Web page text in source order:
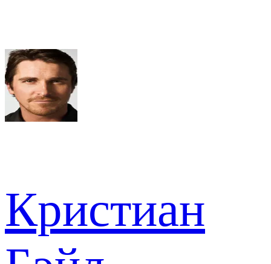
Кристиан